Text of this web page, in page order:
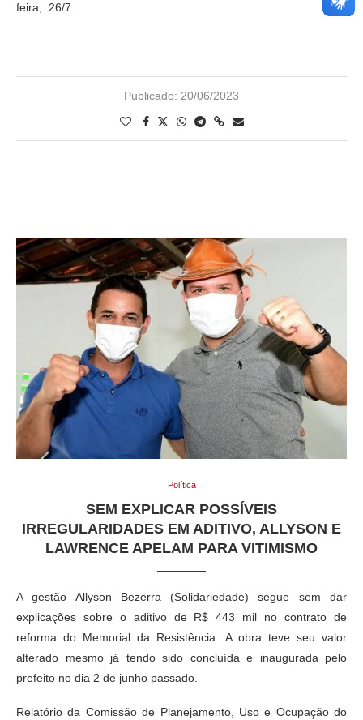
feira, 26/7.
Publicado: 20/06/2023
Política
SEM EXPLICAR POSSÍVEIS
IRREGULARIDADES EM ADITIVO, ALLYSON E
LAWRENCE APELAM PARA VITIMISMO
A gestão Allyson Bezerra (Solidariedade) segue sem dar
explicações sobre o aditivo de R$ 443 mil no contrato de
reforma do Memorial da Resistência. A obra teve seu valor
alterado mesmo já tendo sido concluída e inaugurada pelo
prefeito no dia 2 de junho passado.
Relatório da Comissão de Planejamento, Uso e Ocupação do